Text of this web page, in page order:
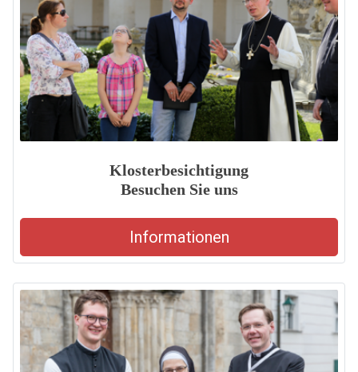
Klosterbesichtigung
Besuchen Sie uns
Informationen